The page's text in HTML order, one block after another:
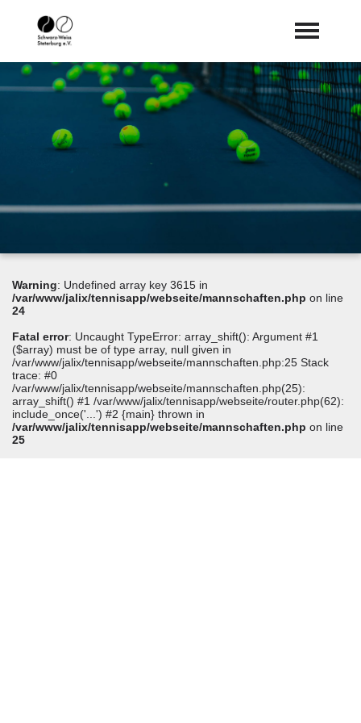
Startseite
Vereinsleben
Tennis expand_more
Sponsoren
Warning: Undefined array key 3615 in
/var/www/jalix/tennisapp/webseite/mannschaften.php on line
24
Fatal error: Uncaught TypeError: array_shift(): Argument #1
($array) must be of type array, null given in
/var/www/jalix/tennisapp/webseite/mannschaften.php:25 Stack
trace: #0
/var/www/jalix/tennisapp/webseite/mannschaften.php(25):
array_shift() #1 /var/www/jalix/tennisapp/webseite/router.php(62):
include_once('...') #2 {main} thrown in
/var/www/jalix/tennisapp/webseite/mannschaften.php on line
25